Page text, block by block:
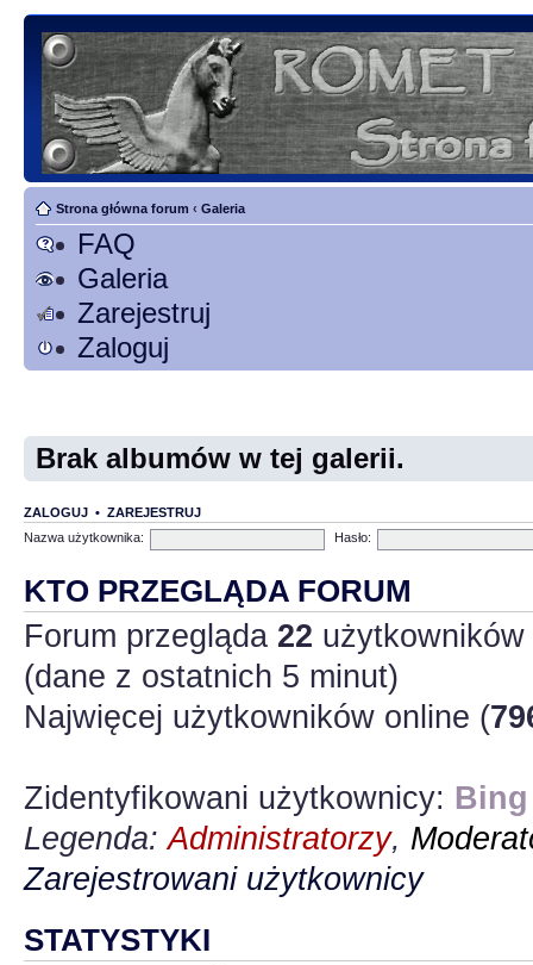
Strona główna forum ‹ Galeria
FAQ
Galeria
Zarejestruj
Zaloguj
Brak albumów w tej galerii.
ZALOGUJ • ZAREJESTRUJ
Nazwa użytkownika:
Hasło:
KTO PRZEGLĄDA FORUM
Forum przegląda 22
(dane z ostatnich 5 minut)
Najwięcej użytkowników online (
Zidentyfikowani użytkownicy:
Legenda:Administratorzy,
Zarejestrowani użytkownicy
STATYSTYKI